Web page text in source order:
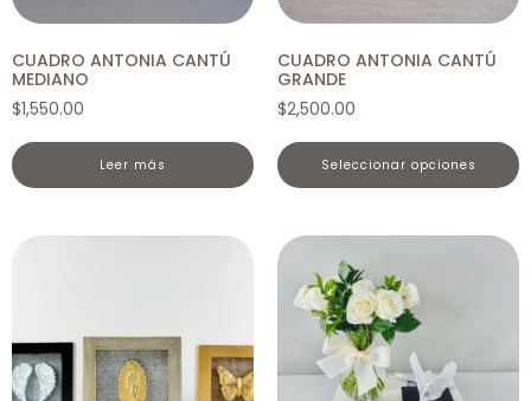
CUADRO ANTONIA CANTÚ
MEDIANO
$1,550.00
leer más
CUADRO ANTONIA CANTÚ
GRANDE
$2,500.00
seleccionar opciones